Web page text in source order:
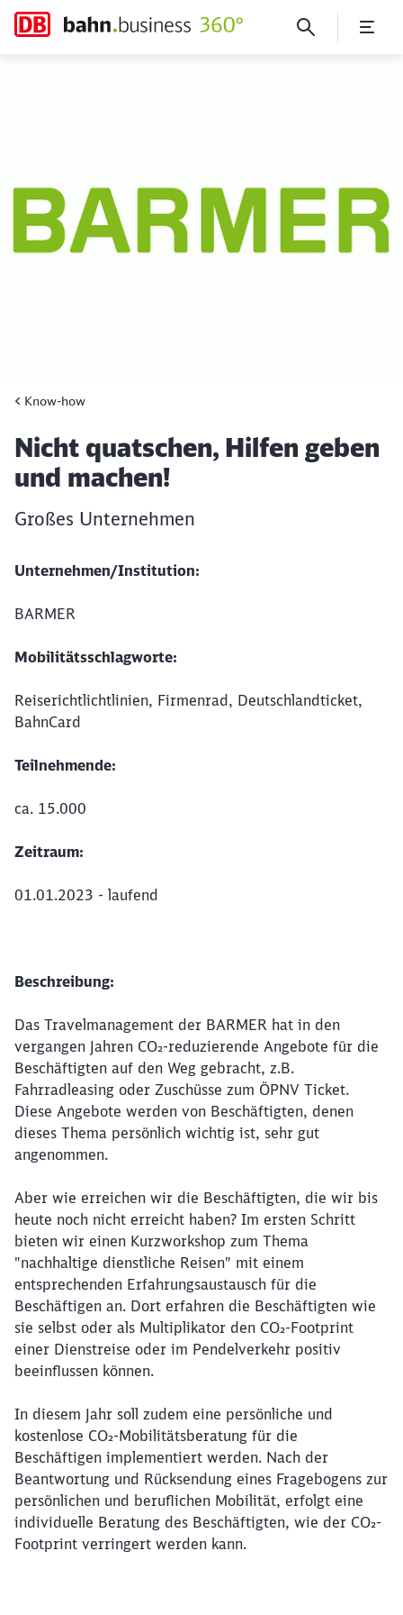
Know-how
Artikel:
Nicht quatschen, Hilfen geben
und machen!
Großes Unternehmen
Unternehmen/Institution:
BARMER
Mobilitätsschlagworte:
Reiserichtlichtlinien, Firmenrad, Deutschlandticket,
BahnCard
Teilnehmende:
ca. 15.000
Zeitraum:
01.01.2023 - laufend
Beschreibung:
Das Travelmanagement der BARMER hat in den
vergangen Jahren CO₂-reduzierende Angebote für die
Beschäftigten auf den Weg gebracht, z.B.
Fahrradleasing oder Zuschüsse zum ÖPNV Ticket.
Diese Angebote werden von Beschäftigten, denen
dieses Thema persönlich wichtig ist, sehr gut
angenommen.
Aber wie erreichen wir die Beschäftigten, die wir bis
heute noch nicht erreicht haben? Im ersten Schritt
bieten wir einen Kurzworkshop zum Thema
"nachhaltige dienstliche Reisen" mit einem
entsprechenden Erfahrungsaustausch für die
Beschäftigen an. Dort erfahren die Beschäftigten wie
sie selbst oder als Multiplikator den CO₂-Footprint
einer Dienstreise oder im Pendelverkehr positiv
beeinflussen können.
In diesem Jahr soll zudem eine persönliche und
kostenlose CO₂-Mobilitätsberatung für die
Beschäftigen implementiert werden. Nach der
Beantwortung und Rücksendung eines Fragebogens zur
persönlichen und beruflichen Mobilität, erfolgt eine
individuelle Beratung des Beschäftigten, wie der CO₂-
Footprint verringert werden kann.